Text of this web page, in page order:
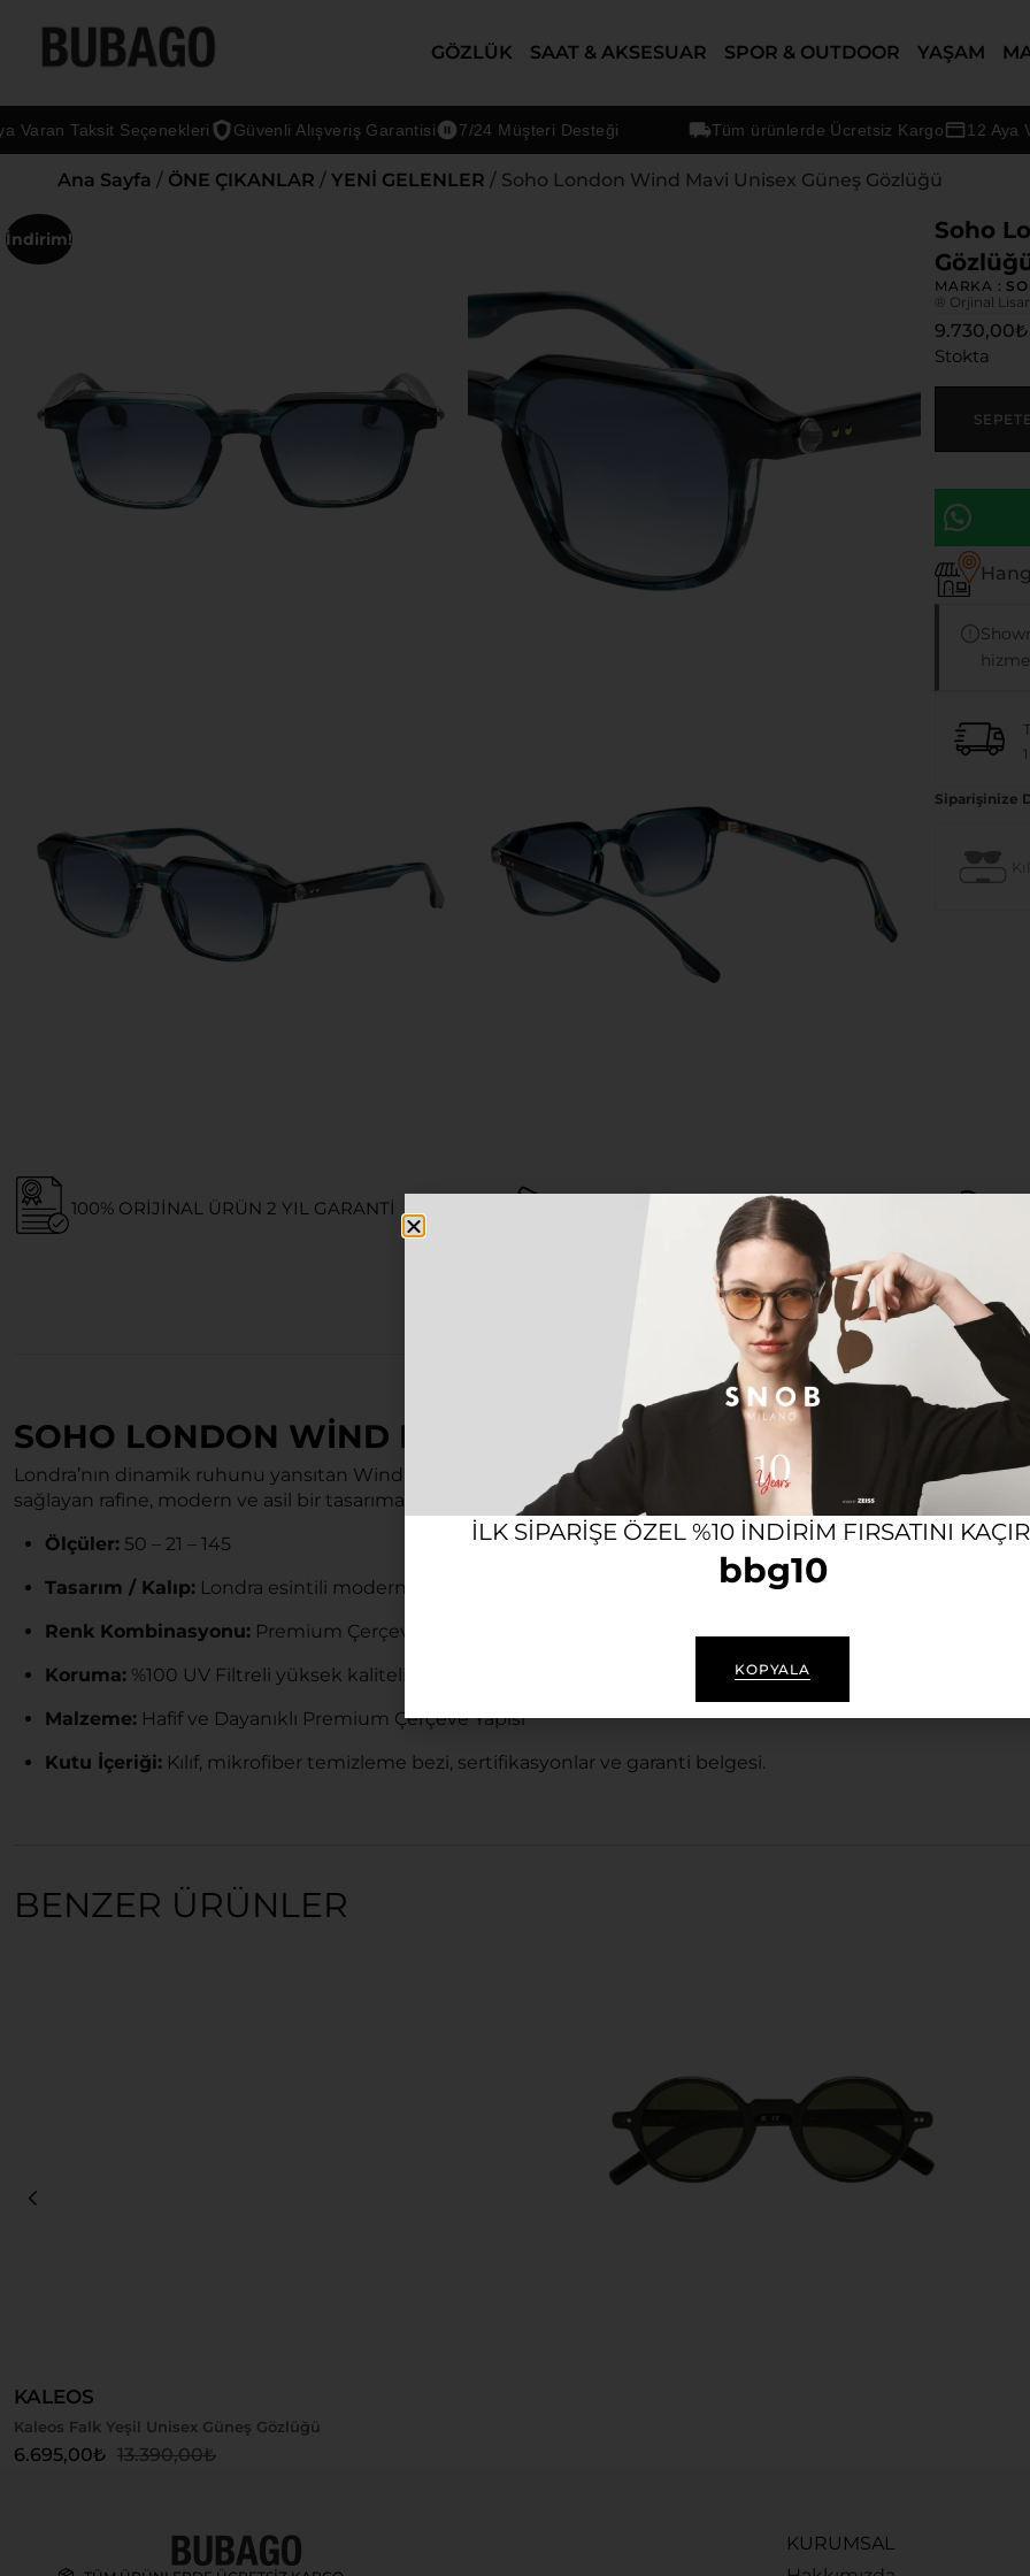
GÖZLÜK SAAT & AKSESUAR SPOR & OUTDOOR YAŞAM
Taksit Seçenekleri Güvenli Alışveriş Garantisi 7/24 Müşteri Desteği Tüm ürünlerde Ücretsiz Kargo 12 Aya
Ana Sayfa / ÖNE ÇIKANLAR / YENİ GELENLER / Soho London Wind Mavi Unisex Güneş Gözlüğü
İndirim!
Soho
MARKA :
® Orjinal
9.730,00₺
Stokta
Siparişinize
100% ORIJINAL ÜRÜN 2 YIL GARANTI 12 AYA VARAN TAKSIT SEÇENEĞI
Açıklama
SOHO LONDON WIND MAVI UNISEX GÜNEŞ GÖZLÜĞÜ
Londra’nın dinamik ruhunu yansıtan Wind, mavi tonlarının asil ve zamansız bütünlüğüyle lüksü ve konforu
sağlayan rafine, modern ve asil bir tasarıma sahiptir.
Ölçüler: 50 – 21 – 145
Tasarım / Kalıp: Londra esintili modern siluet, %100 Unisex ve ergonomik yapı
Renk Kombinasyonu: Premium Çerçeve / Mavi Tonlu Lüks Lensler
Koruma: %100 UV Filtreli yüksek kaliteli lüks lensler
Malzeme: Hafif ve Dayanıklı Premium Çerçeve Yapısı
Kutu İçeriği: Kılıf, mikrofiber temizleme bezi, sertifikasyonlar ve garanti belgesi.
BENZER ÜRÜNLER
KALEOS
Kaleos Falk Yeşil Unisex Güneş Gözlüğü
13.390,00₺
6.695,00₺
KURUMSAL
ILK SIPARIŞE ÖZEL %10 INDIRIM FIRSATINI
bbg10
KOPYALA